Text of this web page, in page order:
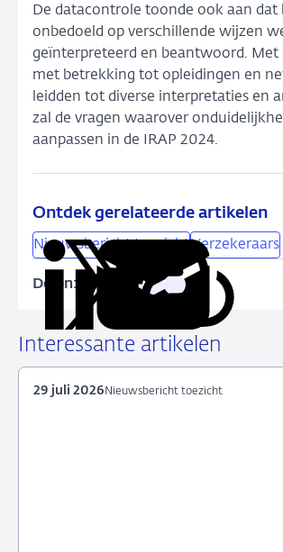
De datacontrole toonde ook aan dat
onbedoeld op verschillende wijzen
geïnterpreteerd en beantwoord. Met
met betrekking tot opleidingen en
leidden tot diverse interpretaties en
zal de vragen waarover
aanpassen in de IRAP 2024.
Ontdek gerelateerde artikelen
Nieuwsbericht toezicht Verzekeraars
Delen:
Deel
LinkedIn
via
X
Deel
Facebook
Deel
e-
Kopieer
Interessante artikelen
Nieuwsbericht toezicht
29 juli 2026